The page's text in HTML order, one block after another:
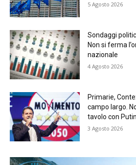
5 Agosto 2026
Sondaggi
Non si ferma
nazionale
4 Agosto 2026
Primarie,
campo largo.
tavolo con
3 Agosto 2026